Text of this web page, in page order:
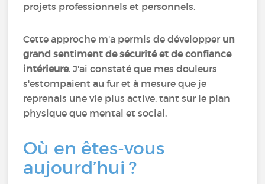
projets professionnels et personnels.
Cette approche m'a permis de développer un
grand sentiment de sécurité et de confiance
intérieure. J'ai constaté que mes douleurs
s'estompaient au fur et à mesure que je
reprenais une vie plus active, tant sur le plan
physique que mental et social.
Où en êtes-vous
aujourd’hui ?